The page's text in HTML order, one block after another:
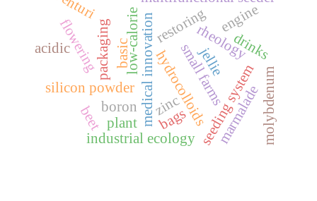
medical innovation
industrial ecology
small farmsseeding system
rheology
hydrocolloids
low-calorie jellie
marmalade
drinks
silicon powder
packaging restoring
zinc molybdenum
boron
beet
engine
flowering basic
acidic
bags
plant